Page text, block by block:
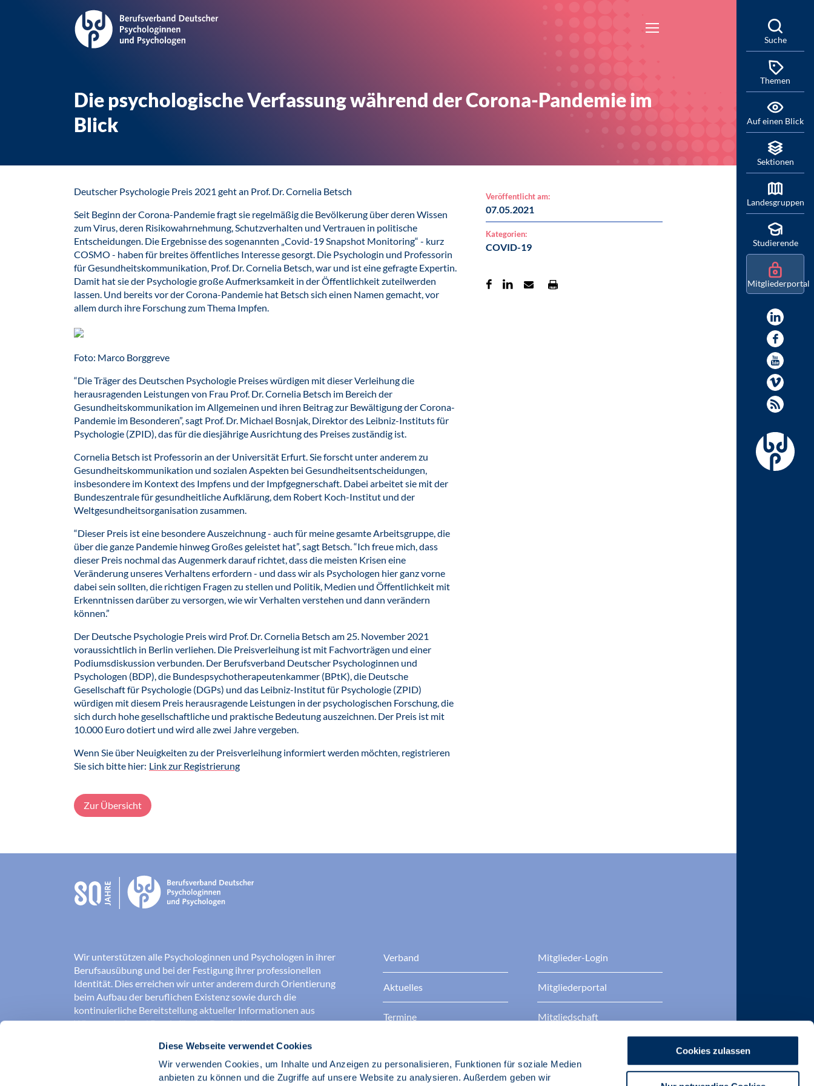
Diese Webseite verwendet Cookies
Wir verwenden Cookies, um Inhalte und Anzeigen zu personalisieren, Funktionen für soziale Medien
anbieten zu können und die Zugriffe auf unsere Website zu analysieren. Außerdem geben wir
Cookies zulassen
Die psychologische Verfassung während der Corona-Pandemie im
Blick
Deutscher Psychologie Preis 2021 geht an Prof. Dr. Cornelia Betsch
Seit Beginn der Corona-Pandemie fragt sie regelmäßig die Bevölkerung über deren Wissen
zum Virus, deren Risikowahrnehmung, Schutzverhalten und Vertrauen in politische
Entscheidungen. Die Ergebnisse des sogenannten „Covid-19 Snapshot Monitoring“ - kurz
COSMO - haben für breites öffentliches Interesse gesorgt. Die Psychologin und Professorin
für Gesundheitskommunikation, Prof. Dr. Cornelia Betsch, war und ist eine gefragte Expertin.
Damit hat sie der Psychologie große Aufmerksamkeit in der Öffentlichkeit zuteilwerden
lassen. Und bereits vor der Corona-Pandemie hat Betsch sich einen Namen gemacht, vor
allem durch ihre Forschung zum Thema Impfen.
Foto: Marco Borggreve
“Die Träger des Deutschen Psychologie Preises würdigen mit dieser Verleihung die
herausragenden Leistungen von Frau Prof. Dr. Cornelia Betsch im Bereich der
Gesundheitskommunikation im Allgemeinen und ihren Beitrag zur Bewältigung der Corona-
Pandemie im Besonderen”, sagt Prof. Dr. Michael Bosnjak, Direktor des Leibniz-Instituts für
Psychologie (ZPID), das für die diesjährige Ausrichtung des Preises zuständig ist.
Cornelia Betsch ist Professorin an der Universität Erfurt. Sie forscht unter anderem zu
Gesundheitskommunikation und sozialen Aspekten bei Gesundheitsentscheidungen,
insbesondere im Kontext des Impfens und der Impfgegnerschaft. Dabei arbeitet sie mit der
Bundeszentrale für gesundheitliche Aufklärung, dem Robert Koch-Institut und der
Weltgesundheitsorganisation zusammen.
“Dieser Preis ist eine besondere Auszeichnung - auch für meine gesamte Arbeitsgruppe, die
über die ganze Pandemie hinweg Großes geleistet hat”, sagt Betsch. “Ich freue mich, dass
dieser Preis nochmal das Augenmerk darauf richtet, dass die meisten Krisen eine
Veränderung unseres Verhaltens erfordern - und dass wir als Psychologen hier ganz vorne
dabei sein sollten, die richtigen Fragen zu stellen und Politik, Medien und Öffentlichkeit mit
Erkenntnissen darüber zu versorgen, wie wir Verhalten verstehen und dann verändern
können.”
Der Deutsche Psychologie Preis wird Prof. Dr. Cornelia Betsch am 25. November 2021
voraussichtlich in Berlin verliehen. Die Preisverleihung ist mit Fachvorträgen und einer
Podiumsdiskussion verbunden. Der Berufsverband Deutscher Psychologinnen und
Psychologen (BDP), die Bundespsychotherapeutenkammer (BPtK), die Deutsche
Gesellschaft für Psychologie (DGPs) und das Leibniz-Institut für Psychologie (ZPID)
würdigen mit diesem Preis herausragende Leistungen in der psychologischen Forschung, die
sich durch hohe gesellschaftliche und praktische Bedeutung auszeichnen. Der Preis ist mit
10.000 Euro dotiert und wird alle zwei Jahre vergeben.
Wenn Sie über Neuigkeiten zu der Preisverleihung informiert werden möchten, registrieren
Sie sich bitte hier: Link zur Registrierung
Veröffentlicht am:
07.05.2021
Kategorien:
COVID-19
Zur Übersicht
Wir unterstützen alle Psychologinnen und Psychologen in ihrer
Berufsausübung und bei der Festigung ihrer professionellen
Identität. Dies erreichen wir unter anderem durch Orientierung
beim Aufbau der beruflichen Existenz sowie durch die
kontinuierliche Bereitstellung aktueller Informationen aus
Wissenschaft und Praxis für den Berufsalltag.
Wir erschließen und sichern Berufsfelder und sorgen dafür, dass
Erkenntnisse der Psychologie kompetent und verantwortungsvoll
umgesetzt werden. Darüber hinaus stärken wir das Ansehen aller
Verband
Aktuelles
Termine
Berufsethik
Mitglieder-Login
Mitgliederportal
Mitgliedschaft
BDP Zertifizierungen
Suche
Themen
Auf einen Blick
Sektionen
Landesgruppen
Studierende
Mitgliederportal